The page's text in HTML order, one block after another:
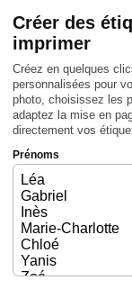
Créer des
imprimer
Créez en quelques
personnalisées pour
photo, choisissez les
adaptez la mise en
directement vos
Prénoms